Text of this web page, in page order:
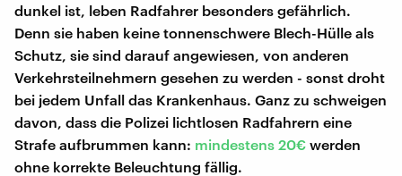
dunkel ist, leben Radfahrer besonders gefährlich.
Denn sie haben keine tonnenschwere Blech-Hülle als
Schutz, sie sind darauf angewiesen, von anderen
Verkehrsteilnehmern gesehen zu werden - sonst droht
bei jedem Unfall das Krankenhaus. Ganz zu schweigen
davon, dass die Polizei lichtlosen Radfahrern eine
Strafe aufbrummen kann: mindestens 20€ werden
ohne korrekte Beleuchtung fällig.